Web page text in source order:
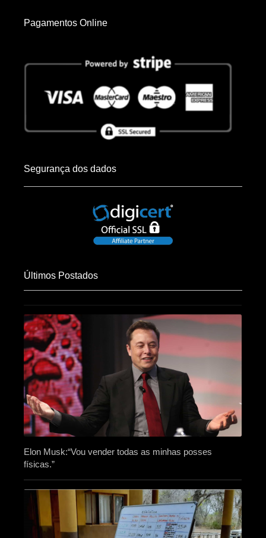
Pagamentos Online
Segurança dos dados
Últimos Postados
Elon Musk:“Vou vender todas as minhas posses
físicas.”